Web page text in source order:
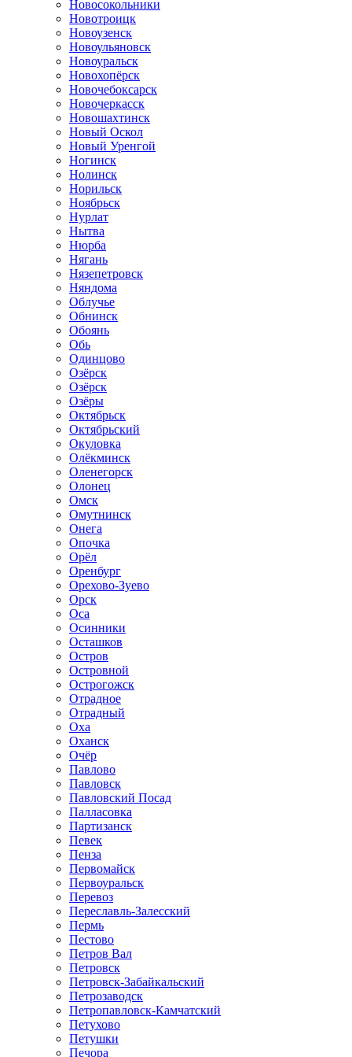
Новосокольники
Новотроицк
Новоузенск
Новоульяновск
Новоуральск
Новохопёрск
Новочебоксарск
Новочеркасск
Новошахтинск
Новый Оскол
Новый Уренгой
Ногинск
Нолинск
Норильск
Ноябрьск
Нурлат
Нытва
Нюрба
Нягань
Нязепетровск
Няндома
Облучье
Обнинск
Обоянь
Обь
Одинцово
Озёрск
Озёрск
Озёры
Октябрьск
Октябрьский
Окуловка
Олёкминск
Оленегорск
Олонец
Омск
Омутнинск
Онега
Опочка
Орёл
Оренбург
Орехово-Зуево
Орск
Оса
Осинники
Осташков
Остров
Островной
Острогожск
Отрадное
Отрадный
Оха
Оханск
Очёр
Павлово
Павловск
Павловский Посад
Палласовка
Партизанск
Певек
Пенза
Первомайск
Первоуральск
Перевоз
Переславль-Залесский
Пермь
Пестово
Петров Вал
Петровск
Петровск-Забайкальский
Петрозаводск
Петропавловск-Камчатский
Петухово
Петушки
Печора